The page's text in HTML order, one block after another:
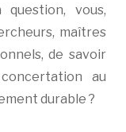
vous,
maîtres
de savoir
au
durable ?